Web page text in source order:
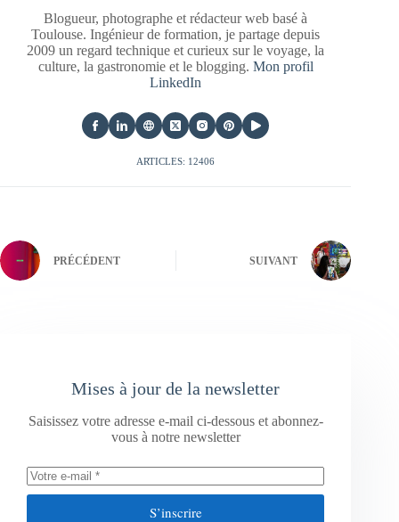
Blogueur, photographe et rédacteur web basé à
Toulouse. Ingénieur de formation, je partage depuis
2009 un regard technique et curieux sur le voyage, la
culture, la gastronomie et le blogging. Mon profil
LinkedIn
ARTICLES: 12406
PRÉCÉDENT SUIVANT
Mises à jour de la newsletter
Saisissez votre adresse e-mail ci-dessous et abonnez-
vous à notre newsletter
S’inscrire